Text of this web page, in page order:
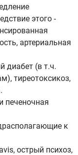
этого -
артериальная
диабет (в т.ч.
тиреотоксикоз,
печеночная
к
острый психоз,